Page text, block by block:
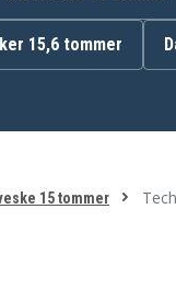
15,6 tommer
15 tommer